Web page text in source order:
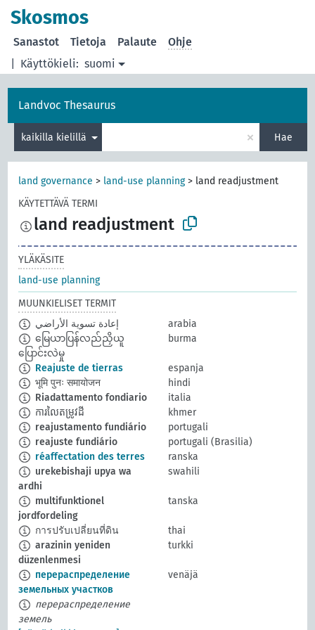
Skosmos
Käyttökieli: suomi
Sanastot Tietoja Palaute Ohje
Landvoc Thesaurus
kaikilla kielillä × Hae
land governance > land-use planning> land readjustment
KÄYTETTÄVÄ TERMI
land readjustment
YLÄKÄSITE
land-use planning
MUUNKIELISET TERMIT
إعادة تسوية الأراضي
arabia
မြေယာပြန်လည်ညှိယူ
ပြောင်းလဲမှု
burma
Reajuste de tierras
espanja
भूमि पुनः समायोजन
hindi
Riadattamento fondiario
italia
ការលៃតម្រូវដី
khmer
reajustamento fundiário
portugali
reajuste fundiário
portugali (Brasilia)
réaffectation des terres
ranska
urekebishaji upya wa
ardhi
swahili
multifunktionel
jordfordeling
tanska
การปรับเปลี่ยนที่ดิน
thai
arazinin yeniden
düzenlenmesi
turkki
перераспределение
земельных участков
venäjä
перераспределение
земель